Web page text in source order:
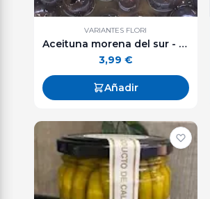
VARIANTES FLORI
Aceituna morena del sur - 250 g. aprox.
3,99 €
Añadir